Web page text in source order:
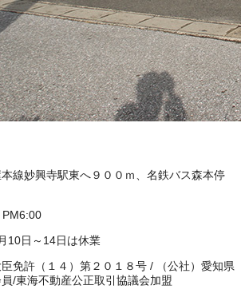
線妙興寺駅東へ９００ｍ、名鉄バス森本停
10日～14日は休業
免許（１４）第２０１８号 /
（公社）愛知県
/東海不動産公正取引協議会加盟